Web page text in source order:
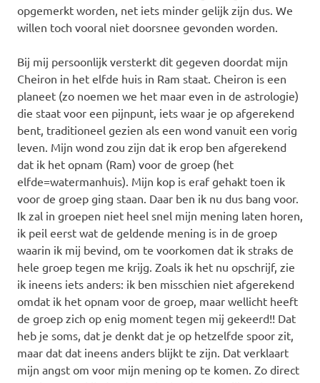
opgemerkt worden, net iets minder gelijk zijn dus. We
willen toch vooral niet doorsnee gevonden worden.
Bij mij persoonlijk versterkt dit gegeven doordat mijn
Cheiron in het elfde huis in Ram staat. Cheiron is een
planeet (zo noemen we het maar even in de astrologie)
die staat voor een pijnpunt, iets waar je op afgerekend
bent, traditioneel gezien als een wond vanuit een vorig
leven. Mijn wond zou zijn dat ik erop ben afgerekend
dat ik het opnam (Ram) voor de groep (het
elfde=watermanhuis). Mijn kop is eraf gehakt toen ik
voor de groep ging staan. Daar ben ik nu dus bang voor.
Ik zal in groepen niet heel snel mijn mening laten horen,
ik peil eerst wat de geldende mening is in de groep
waarin ik mij bevind, om te voorkomen dat ik straks de
hele groep tegen me krijg. Zoals ik het nu opschrijf, zie
ik ineens iets anders: ik ben misschien niet afgerekend
omdat ik het opnam voor de groep, maar wellicht heeft
de groep zich op enig moment tegen mij gekeerd!! Dat
heb je soms, dat je denkt dat je op hetzelfde spoor zit,
maar dat dat ineens anders blijkt te zijn. Dat verklaart
mijn angst om voor mijn mening op te komen. Zo direct